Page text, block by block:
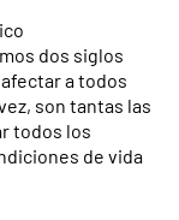
dos siglos
afectar a todos
son tantas las
todos los
de vida